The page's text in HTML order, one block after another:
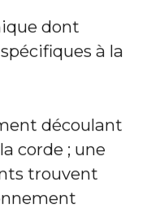
dont
à la
découlant
corde ; une
trouvent